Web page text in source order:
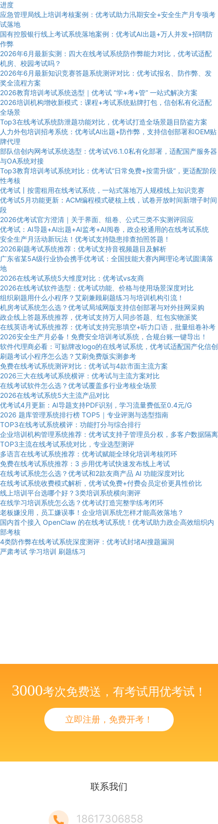
进度
应急管理局线上培训考核案例：优考试助力汛期安全+安全生产月专项考
试落地
国有控股银行线上考试系统落地案例：优考试AI出题+万人并发+招聘防
作弊
2026年6月最新实测：四大在线考试系统防作弊能力对比，优考试适配
机房、校园考试吗？
2026年6月最新知识竞赛答题系统测评对比：优考试报名、防作弊、发
奖全流程方案
2026教育培训考试系统选型｜优考试 “学+考+管” 一站式解决方案
2026培训机构增收新模式：课程+考试系统贴牌打包，信创私有化适配
全场景
Top3在线考试系统防泄题功能对比，优考试打造全场景题目防盗方案
人力外包培训招考系统：优考试AI出题+防作弊，支持信创部署和OEM贴
牌代理
部队信创内网考试系统选型：优考试V6.1.0私有化部署，适配国产服务器
与OA系统对接
Top3教育培训考试系统对比：优考试“日常免费+按需升级”，更适配阶段
性考核
优考试丨按需租用在线考试系统，一站式落地万人规模线上知识竞赛
优考试5月功能更新：ACM编程模式硬核上线，试卷开放时间新增子时间
段
2026优考试官方澄清｜关于界面、组卷、公式三类不实测评回应
优考试：AI导题+AI出题+AI监考+AI阅卷，政企校通用的在线考试系统
安全生产月活动新玩法！优考试支持隐患排查拍照答题！
2026刷题考试系统推荐：优考试支持音视频题目及解析
广东省某5A级行业协会携手优考试：全国技能大赛内网理论考试圆满落
地
2026在线考试系统5大维度对比：优考试vs友商
2026在线考试软件选型：优考试功能、价格与使用场景深度对比
组织刷题用什么小程序？艾刷兼顾刷题练习与培训机构引流！
机房考试系统怎么选？优考试局域网版支持信创部署与对外挂网采购
政企线上答题系统推荐，优考试支持万人同步答题、红包实物派奖
在线英语考试系统推荐：优考试支持完形填空+听力口语，批量组卷补考
2026安全生产月必备！免费安全培训考试系统，合规台账一键导出！
软件代理商必看：可贴牌改logo的在线考试系统，优考试适配国产化信创
刷题考试小程序怎么选？艾刷免费版实测参考
免费在线考试系统测评对比：优考试与4款市面主流方案
2026三大在线考试系统横评：优考试与主流方案对比
在线考试软件怎么选？优考试覆盖多行业考核全场景
2026在线考试系统5大主流产品对比
优考试4月更新：AI导题支持PDF识别，学习流量费低至0.4元/G
2026 题库管理系统排行榜 TOP5｜专业评测与选型指南
TOP3在线考试系统横评：功能打分与综合排行
企业培训机构管理系统推荐：优考试支持子管理员分权，多客户数据隔离
TOP3主流在线考试系统对比，专业选型测评
多语言在线考试系统推荐：优考试赋能全球化培训考核闭环
免费在线考试系统推荐：3 步用优考试快速发布线上考试
在线考试系统怎么选？优考试和2款友商产品 AI 功能深度对比
在线考试系统收费模式解析，优考试免费+付费会员定价更具性价比
线上培训平台选哪个好？3类培训系统横向测评
在线学习培训系统怎么选？优考试打造完整学练考闭环
老板嫌没用，员工嫌误事！企业培训系统怎样才能高效落地？
国内首个接入 OpenClaw 的在线考试系统！优考试助力政企高效组织内
部考核
4类防作弊在线考试系统深度测评：优考试封堵AI搜题漏洞
严肃考试 学习培训 刷题练习
3000考次免费送，有考试用优考试！
立即注册，免费开考！
联系我们
18617306858